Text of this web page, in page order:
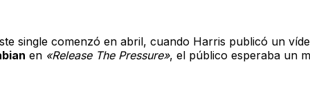
single comenzó en abril, cuando Harris publicó un
en «Release The Pressure», el público esperaba un